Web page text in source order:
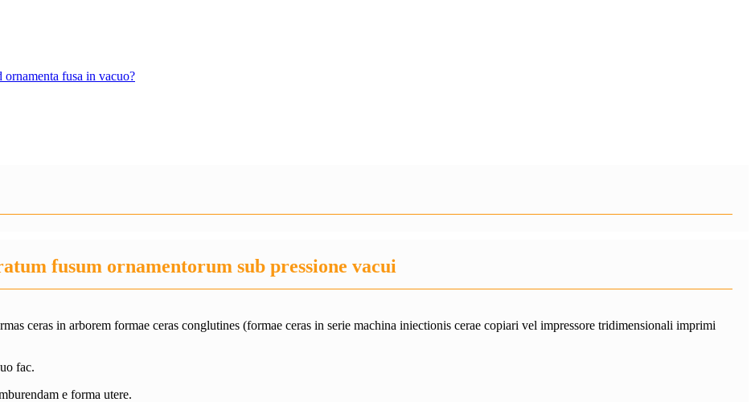
ornamenta fusa in vacuo?
fusum ornamentorum sub pressione vacui
ceras in arborem formae ceras conglutines (formae ceras in serie machina iniectionis cerae copiari vel impressore tridimensionali imprimi
fac.
e forma utere.